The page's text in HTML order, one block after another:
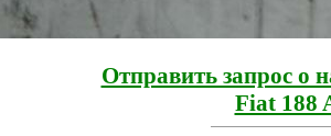
Отправить запрос о
Fiat 188